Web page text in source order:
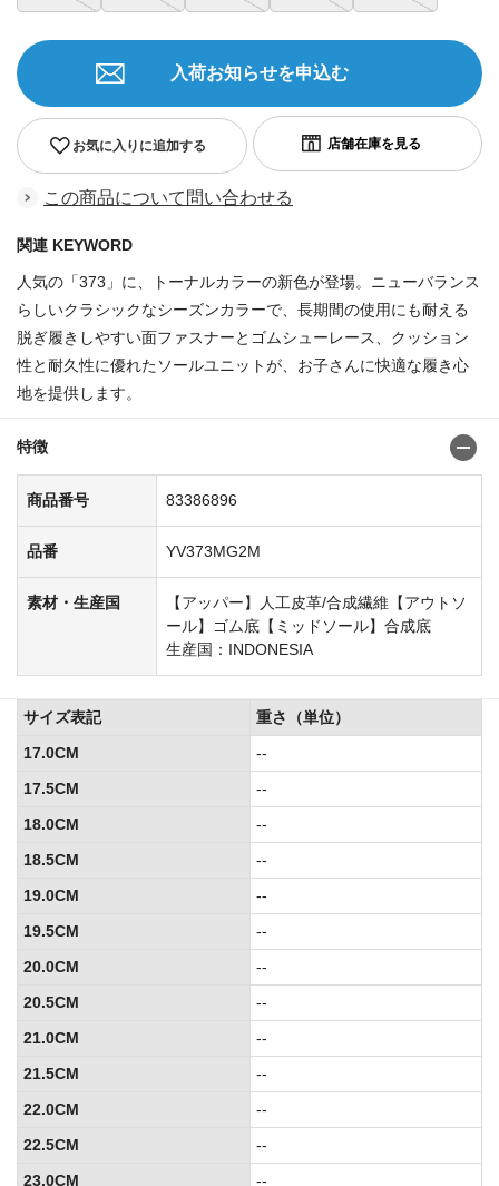
お気に入りに追加する
入荷お知らせを申込む
この商品について問い合わせる
関連 KEYWORD
人気の「373」に、トーナルカラーの新色が登場。ニューバランス
らしいクラシックなシーズンカラーで、長期間の使用にも耐える
脱ぎ履きしやすい面ファスナーとゴムシューレース、クッション
性と耐久性に優れたソールユニットが、お子さんに快適な履き心
地を提供します。
特徴
商品番号 83386896
品番 YV373MG2M
素材・生産国
【アッパー】人工皮革/合成繊維【アウトソ
ール】ゴム底【ミッドソール】合成底
生産国：INDONESIA
サイズ表記
重さ（単位）
17.0CM
--
17.5CM
--
18.0CM
--
18.5CM
--
19.0CM
--
19.5CM
--
20.0CM
--
20.5CM
--
21.0CM
--
21.5CM
--
22.0CM
--
22.5CM
--
23.0CM
--